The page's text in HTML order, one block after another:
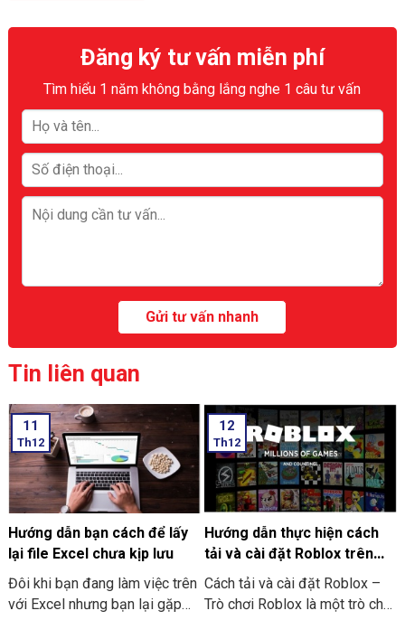
Đăng ký tư vấn miễn phí
Tìm hiểu 1 năm không bằng lắng nghe 1 câu tư vấn
Tin liên quan
11
Th12
Hướng dẫn bạn cách để lấy
lại file Excel chưa kịp lưu
Đôi khi bạn đang làm việc trên
với Excel nhưng bạn lại gặp
12
Th12
Hướng dẫn thực hiện cách
tải và cài đặt Roblox trên
máy tính thật đơn giản
Cách tải và cài đặt Roblox –
Trò chơi Roblox là một trò chơi